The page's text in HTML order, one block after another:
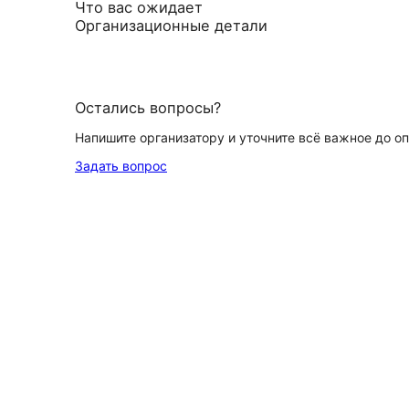
Что вас ожидает
Организационные детали
Остались вопросы?
Напишите организатору и уточните всё важное до
Задать вопрос